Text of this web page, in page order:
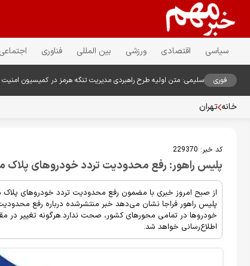
سیاسی اقتصادی ورزشی بین المللی فناوری اجتماعی
فوری سلیمی: متن اولیه طرح راهبردی مدیریت تنگه هرمز در کمیسیون
خانه تهران
کد خبر: 229370
پلیس راهور: رفع محدودیت تردد خودروهای پلاک
از صبح امروز خبری با مضمون رفع محدودیت تردد خودروهای
پلیس راهور فراجا نشان می‌دهد خبر منتشرشده درباره رفع
خودروها در تمامی محورهای کشور، صحت ندارد.هرگونه تغییر در
اطلاع‌رسانی خواهد شد.